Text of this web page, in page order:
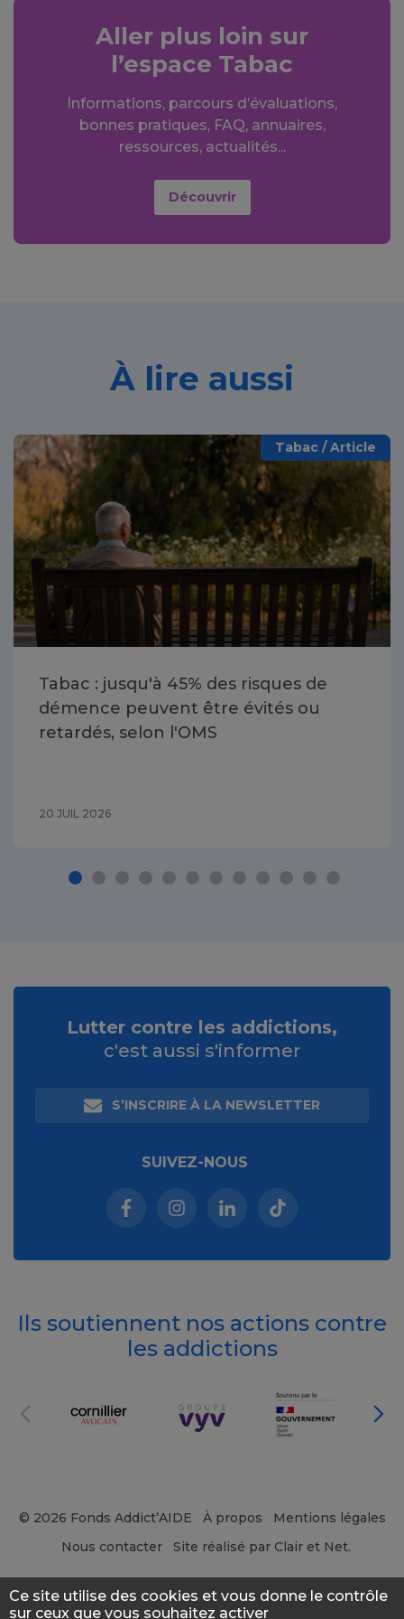
Aller plus loin sur
l’espace Tabac
Informations, parcours d’évaluations,
bonnes pratiques, FAQ, annuaires,
ressources, actualités...
Découvrir
À lire aussi
Tabac / Article
Tabac : jusqu'à 45% des risques de
démence peuvent être évités ou
retardés, selon l'OMS
20 JUIL 2026
Lutter contre les addictions,
c'est aussi s'informer
S’INSCRIRE À LA NEWSLETTER
SUIVEZ-NOUS
Facebook (nouvelle fenêtre)
Instagram (nouvelle fenêtre)
Linkedin (nouvelle
Tiktok (nouvelle
Ils soutiennent nos actions contre
les addictions
© 2026 Fonds Addict’AIDE À propos
Mentions légales
Nous contacter
Site réalisé par Clair et Net.
Ce site utilise des cookies et vous donne le contrôle
sur ceux que vous souhaitez activer